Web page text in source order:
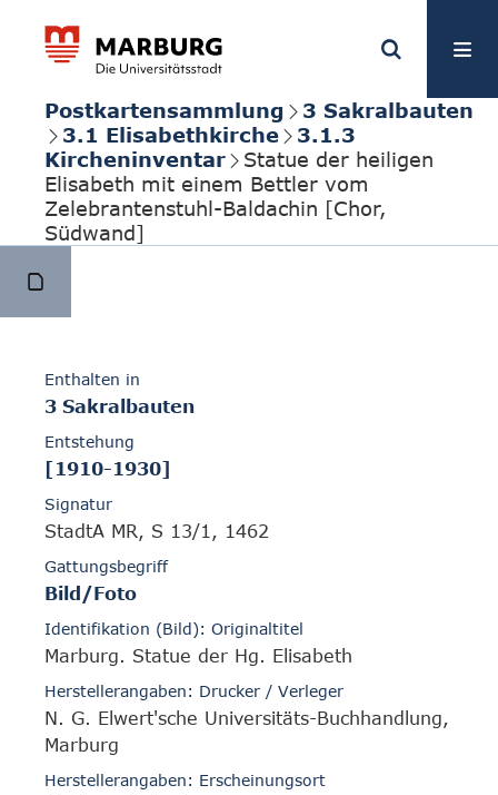
Postkartensammlung
3 Sakralbauten
3.1 Elisabethkirche
3.1.3
Kircheninventar
Statue der heiligen
Elisabeth mit einem Bettler vom
Zelebrantenstuhl-Baldachin [Chor,
Südwand]
Enthalten in
3 Sakralbauten
Entstehung
[1910-1930]
Signatur
StadtA MR, S 13/1, 1462
Gattungsbegriff
Bild/Foto
Identifikation (Bild): Originaltitel
Marburg. Statue der Hg. Elisabeth
Herstellerangaben: Drucker / Verleger
N. G. Elwert'sche Universitäts-Buchhandlung,
Marburg
Herstellerangaben: Erscheinungsort